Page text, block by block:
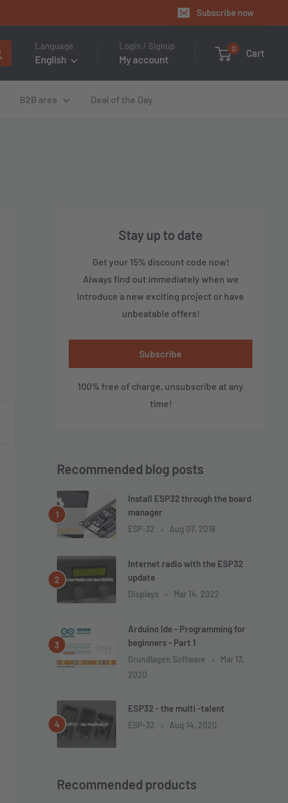
Subscribe now
Language
English
Login / Signup
My account
0 Cart
B2B area Deal of the Day
Stay up to date
Get your 15% discount code now!
Always find out immediately when we
introduce a new exciting project or have
unbeatable offers!
Subscribe
100% free of charge, unsubscribe at any
time!
Recommended blog posts
Install ESP32 through the board
manager
ESP-32 Aug 07, 2018
Internet radio with the ESP32
update
Displays Mar 14, 2022
Arduino Ide - Programming for
beginners - Part 1
Grundlagen Software
Mar 13,
2020
ESP32 - the multi -talent
ESP-32 Aug 14, 2020
Recommended products